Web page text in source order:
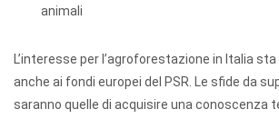
animali
L’interesse per l’agroforestazione in Italia
anche ai fondi europei del PSR. Le sfide da
saranno quelle di acquisire una conoscenza